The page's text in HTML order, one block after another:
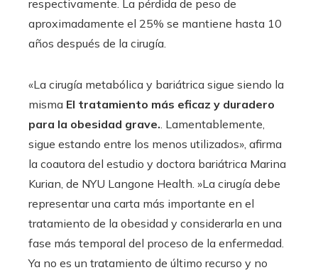
respectivamente. La pérdida de peso de
aproximadamente el 25% se mantiene hasta 10
años después de la cirugía.
«La cirugía metabólica y bariátrica sigue siendo la
misma El tratamiento más eficaz y duradero
para la obesidad grave. . Lamentablemente,
sigue estando entre los menos utilizados», afirma
la coautora del estudio y doctora bariátrica Marina
Kurian, de NYU Langone Health. »La cirugía debe
representar una carta más importante en el
tratamiento de la obesidad y considerarla en una
fase más temporal del proceso de la enfermedad.
Ya no es un tratamiento de último recurso y no